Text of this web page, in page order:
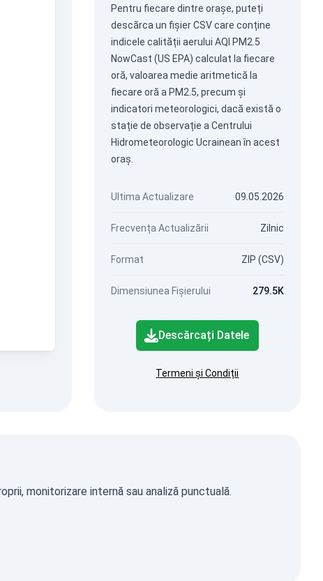
Pentru fiecare dintre orașe, puteți
descărca un fișier CSV care conține
indicele calității aerului AQI PM2.5
NowCast (US EPA) calculat la fiecare
oră, valoarea medie aritmetică la
fiecare oră a PM2.5, precum și
indicatori meteorologici, dacă există o
stație de observație a Centrului
Hidrometeorologic Ucrainean în acest
oraș.
Ultima Actualizare 09.05.2026
Frecvența Actualizării Zilnic
Format ZIP (CSV)
Dimensiunea Fișierului 279.5K
Descărcați Datele
Termeni și Condiții
monitorizare internă sau analiză punctuală.